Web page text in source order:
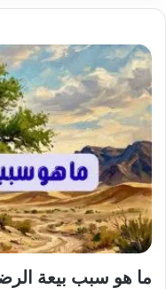
ما هو سبب بيعة